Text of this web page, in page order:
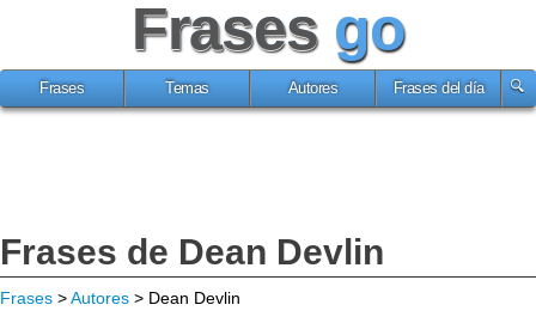
Frases go
Frases Temas Autores Frases del día
Frases de Dean Devlin
Frases >Autores > Dean Devlin